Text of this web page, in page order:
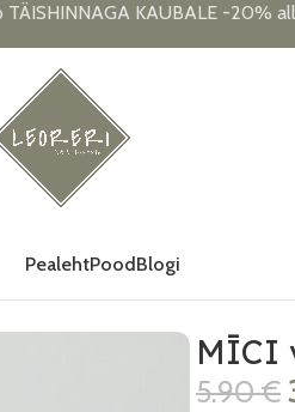
TÄISHINNAGA KAUBALE -20%
PealehtPoodBlogi
MĪCI
5.90€